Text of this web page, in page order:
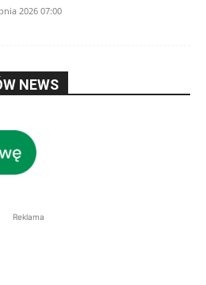
2026 07:00
NEWS
Reklama